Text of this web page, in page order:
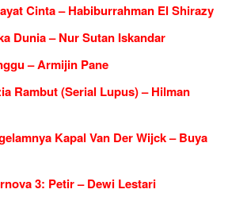
Cinta – Habiburrahman El Shirazy
Dunia – Nur Sutan Iskandar
– Armijin Pane
Rambut (Serial Lupus) – Hilman
Kapal Van Der Wijck – Buya
3: Petir – Dewi Lestari